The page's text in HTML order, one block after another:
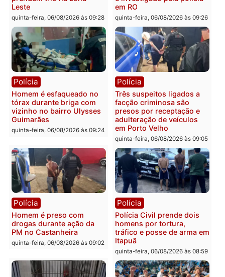
Polícia
Tragédia na BR-364:
colisão entre caminhão e
carro deixa quatro mortos
em Porto Velho
quinta-feira, 06/08/2026 às 20:51
Política
Ministro Dias Tofolli , do
TSE, determina
e processamento da
que pode levar à perda
mandato da prefeita de
Pimenta Bueno
Polícia
Policiais militares
recuperam moto furtada e
prendem trio na zona
quinta-feira, 06/08/2026 às 09:28
Polícia
Jovem é encontrado
na Rua dos Cravos e
é investigado pela
quinta-feira, 06/08/2026 às